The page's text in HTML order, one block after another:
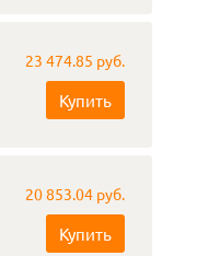
23 474.85 руб.
Купить
20 853.04 руб.
Купить